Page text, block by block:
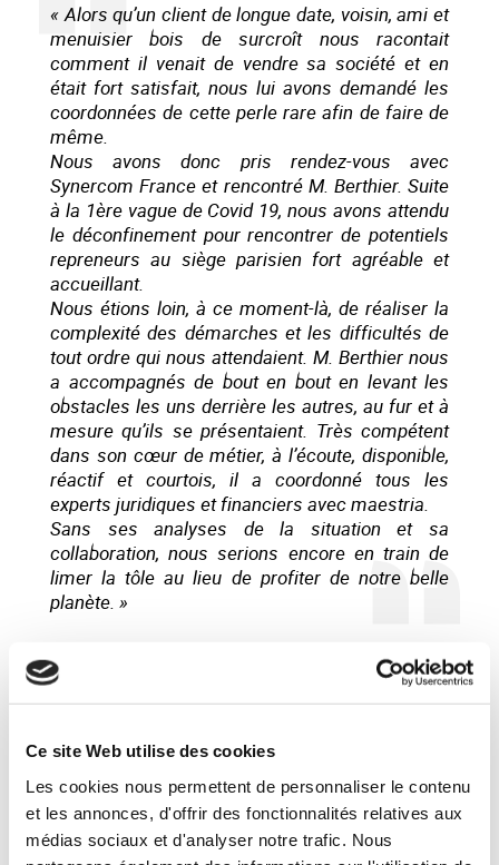
Ce site Web utilise des cookies
Les cookies nous permettent de personnaliser le contenu
et les annonces, d'offrir des fonctionnalités relatives aux
médias sociaux et d'analyser notre trafic. Nous
« Alors qu’un client de longue date, voisin, ami et
menuisier bois de surcroît nous racontait
comment il venait de vendre sa société et en
était fort satisfait, nous lui avons demandé les
coordonnées de cette perle rare afin de faire de
même.
Nous avons donc pris rendez-vous avec
Synercom France et rencontré M. Berthier. Suite
à la 1ère vague de Covid 19, nous avons attendu
le déconfinement pour rencontrer de potentiels
repreneurs au siège parisien fort agréable et
accueillant.
Nous étions loin, à ce moment-là, de réaliser la
complexité des démarches et les difficultés de
tout ordre qui nous attendaient. M. Berthier nous
a accompagnés de bout en bout en levant les
obstacles les uns derrière les autres, au fur et à
mesure qu’ils se présentaient. Très compétent
dans son cœur de métier, à l’écoute, disponible,
réactif et courtois, il a coordonné tous les
experts juridiques et financiers avec maestria.
Sans ses analyses de la situation et sa
collaboration, nous serions encore en train de
limer la tôle au lieu de profiter de notre belle
planète. »
Référence
SYNERCOM FRANCE IDF conseille la cession de la
société MCM au groupe DOUMER
LIRE LA SUITE